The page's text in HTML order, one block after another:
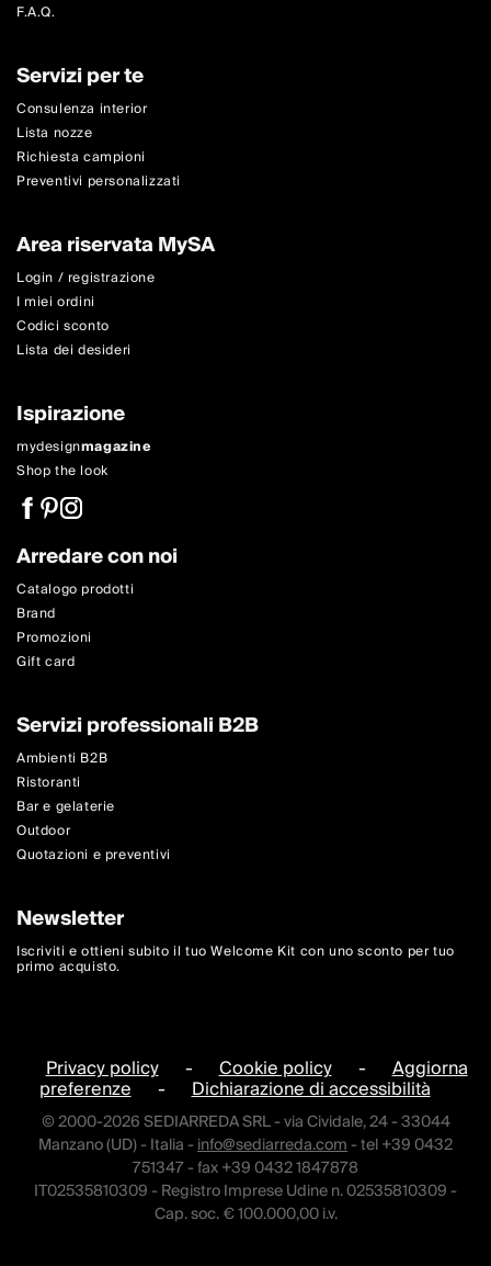
F.A.Q.
Servizi per te
Consulenza interior
Lista nozze
Richiesta campioni
Preventivi personalizzati
Area riservata MySA
Login / registrazione
I miei ordini
Codici sconto
Lista dei desideri
Ispirazione
mydesignmagazine
Shop the look
Arredare con noi
Catalogo prodotti
Brand
Promozioni
Gift card
Servizi professionali B2B
Ambienti B2B
Ristoranti
Bar e gelaterie
Outdoor
Quotazioni e preventivi
Newsletter
Iscriviti e ottieni subito il tuo Welcome Kit con uno sconto per tuo
primo acquisto.
Privacy policy - Cookie policy - Aggiorna
preferenze - Dichiarazione di accessibilità
© 2000-2026 SEDIARREDA SRL - via Cividale, 24 - 33044
Manzano (UD) - Italia -info@sediarreda.com- tel +39 0432
751347 - fax +39 0432 1847878
IT02535810309 - Registro Imprese Udine n. 02535810309 -
Cap. soc. € 100.000,00 i.v.